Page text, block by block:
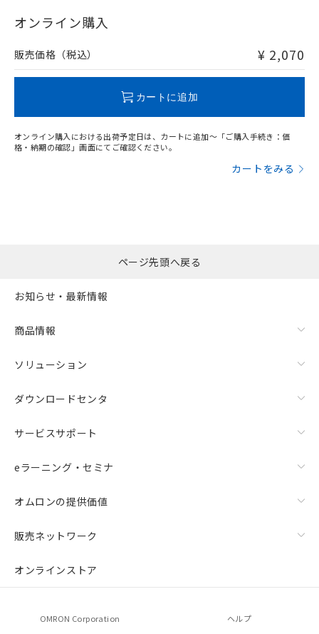
在庫等で未対応品が混在する可能性があります。
問い合わせください。
オンライン購入
販売価格（税込） ¥ 2,070
カートに追加
オンライン購入における出荷予定日は、カートに追加～「ご購入手続き：価
格・納期の確認」画面にてご確認ください。
カートをみる
ページ先頭へ戻る
お知らせ・最新情報
商品情報
ソリューション
ダウンロードセンタ
サービスサポート
eラーニング・セミナ
オムロンの提供価値
販売ネットワーク
オンラインストア
OMRON Corporation ヘルプ